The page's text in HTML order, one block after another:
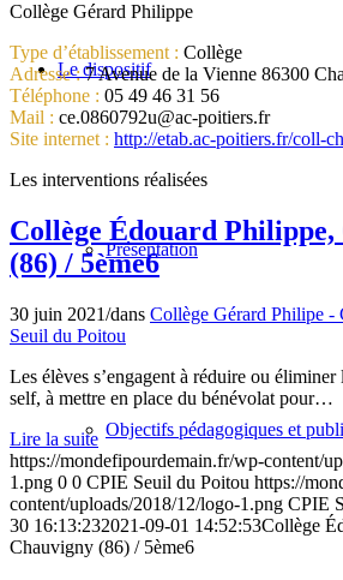
Le dispositif
Présentation
Objectifs pédagogiques et
Collège Gérard Philippe
Type d’établissement : Collège
Adresse :7 Avenue de la Vienne 86300
Téléphone : 05 49 46 31 56
Mail : ce.0860792u@ac-poitiers.fr
Site internet : http://etab.ac-poitiers.fr/coll-
Les interventions réalisées
Collège Édouard
(86) / 5ème6
30 juin 2021/dans Collège Gérard Philipe -
Seuil du Poitou
Les élèves s’engagent à réduire ou éliminer
self, à mettre en place du bénévolat pour…
Lire la suite
https://mondefipourdemain.fr/wp-content/
1.png 0 0 CPIE Seuil du Poitou https://
content/uploads/2018/12/logo-1.png CPIE
30 16:13:232021-09-01 14:52:53Collège
Chauvigny (86) / 5ème6